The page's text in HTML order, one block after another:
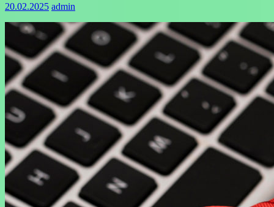
20.02.2025 admin